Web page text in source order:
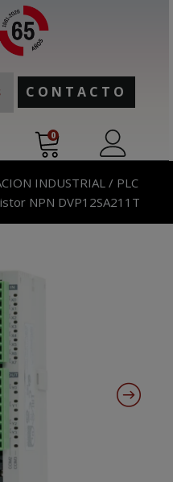
CONTACTO
0
INDUSTRIAL / PLC
NPN DVP12SA211T